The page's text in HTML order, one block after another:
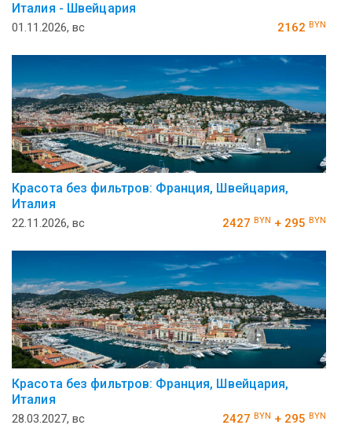
Италия - Швейцария
01.11.2026, вс 2162 BYN
Красота без фильтров: Франция, Швейцария,
Италия
22.11.2026, вс 2427 BYN + 295 BYN
Красота без фильтров: Франция, Швейцария,
Италия
28.03.2027, вс 2427 BYN + 295 BYN